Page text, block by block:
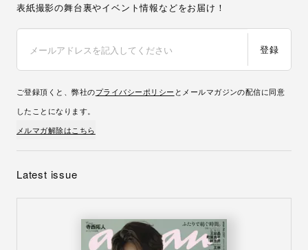
表紙撮影の舞台裏やイベント情報などをお届け！
登録
ご登録頂くと、弊社のプライバシーポリシー とメールマガジンの配信に同意
したことになります。
メルマガ解除はこちら
Latest issue